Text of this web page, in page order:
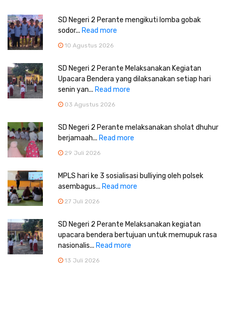
SD Negeri 2 Perante mengikuti lomba gobak
sodor... Read more
10 Agustus 2026
SD Negeri 2 Perante Melaksanakan Kegiatan
Upacara Bendera yang dilaksanakan setiap hari
senin yan... Read more
03 Agustus 2026
SD Negeri 2 Perante melaksanakan sholat dhuhur
berjamaah... Read more
29 Juli 2026
MPLS hari ke 3 sosialisasi bulliying oleh polsek
asembagus... Read more
27 Juli 2026
SD Negeri 2 Perante Melaksanakan kegiatan
upacara bendera bertujuan untuk memupuk rasa
nasionalis... Read more
13 Juli 2026